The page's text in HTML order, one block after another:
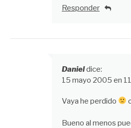
Responder
Danieldice:
15 mayo 2005 en
Vaya he perdido
Bueno al menos